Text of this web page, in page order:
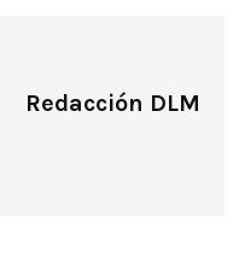
Redacción DLM